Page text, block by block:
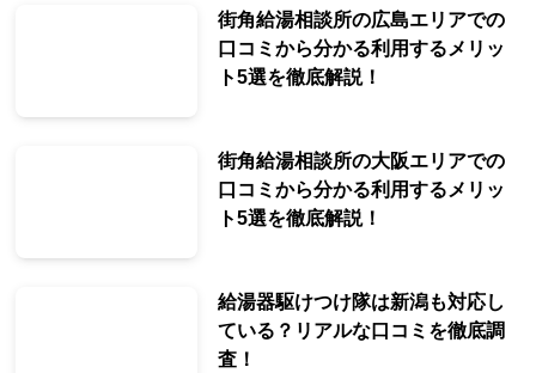
街角給湯相談所の広島エリアでの
口コミから分かる利用するメリッ
ト5選を徹底解説！
街角給湯相談所の大阪エリアでの
口コミから分かる利用するメリッ
ト5選を徹底解説！
給湯器駆けつけ隊は新潟も対応し
ている？リアルな口コミを徹底調
査！